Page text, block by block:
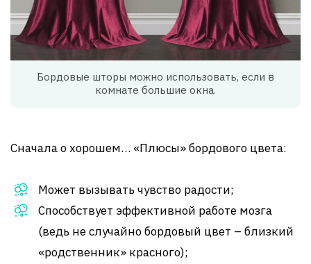
Бордовые шторы можно использовать, если в
комнате большие окна.
Сначала о хорошем… «Плюсы» бордового цвета:
Может вызывать чувство радости;
Способствует эффективной работе мозга
(ведь не случайно бордовый цвет – близкий
«родственник» красного);